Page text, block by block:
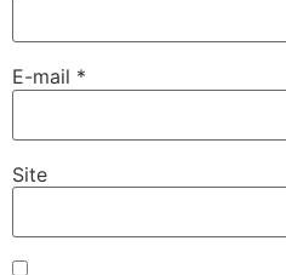
E-mail *
Site